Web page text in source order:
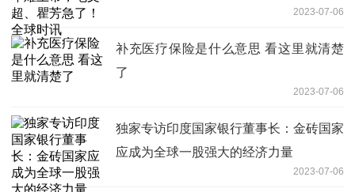
2023-07-06
补充医疗保险是什么意思 看这里就清楚
了
2023-07-06
独家专访印度国家银行董事长：金砖国家
应成为全球一股强大的经济力量
2023-07-06